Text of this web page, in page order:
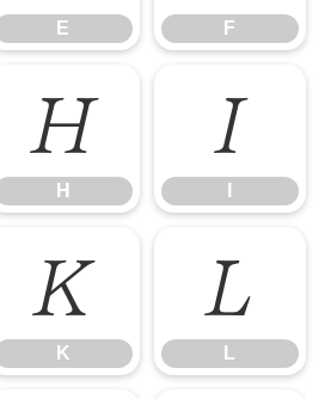
E F
H
H
I
K
K
L
L